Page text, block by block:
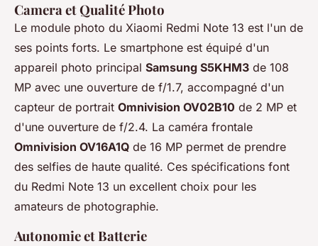
Camera et Qualité Photo
Le module photo du Xiaomi Redmi Note 13 est l'un de
ses points forts. Le smartphone est équipé d'un
appareil photo principal Samsung S5KHM3 de 108
MP avec une ouverture de f/1.7, accompagné d'un
capteur de portrait Omnivision OV02B10 de 2 MP et
d'une ouverture de f/2.4. La caméra frontale
Omnivision OV16A1Q de 16 MP permet de prendre
des selfies de haute qualité. Ces spécifications font
du Redmi Note 13 un excellent choix pour les
amateurs de photographie.
Autonomie et Batterie